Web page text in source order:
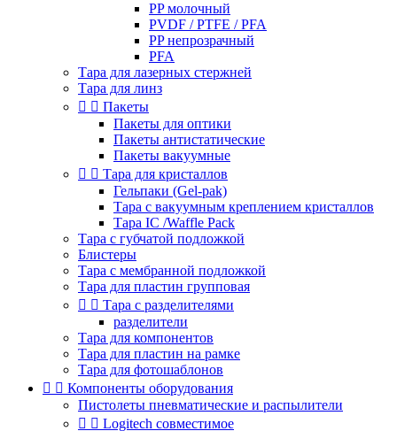
PP молочный
PVDF / PTFE / PFA
PP непрозрачный
PFA
Тара для лазерных стержней
Тара для линз
  Пакеты
Пакеты для оптики
Пакеты антистатические
Пакеты вакуумные
  Тара для кристаллов
Гельпаки (Gel-pak)
Тара с вакуумным креплением кристаллов
Тара IC /Waffle Pack
Тара с губчатой подложкой
Блистеры
Тара с мембранной подложкой
Тара для пластин групповая
  Тара с разделителями
разделители
Тара для компонентов
Тара для пластин на рамке
Тара для фотошаблонов
  Компоненты оборудования
Пистолеты пневматические и распылители
  Logitech совместимое